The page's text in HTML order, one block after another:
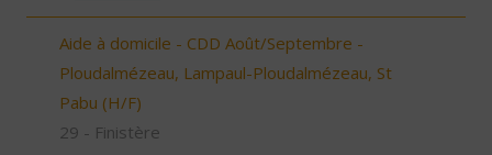
Aide à domicile - CDD Août/Septembre -
Ploudalmézeau, Lampaul-Ploudalmézeau, St
Pabu (H/F)
29 - Finistère